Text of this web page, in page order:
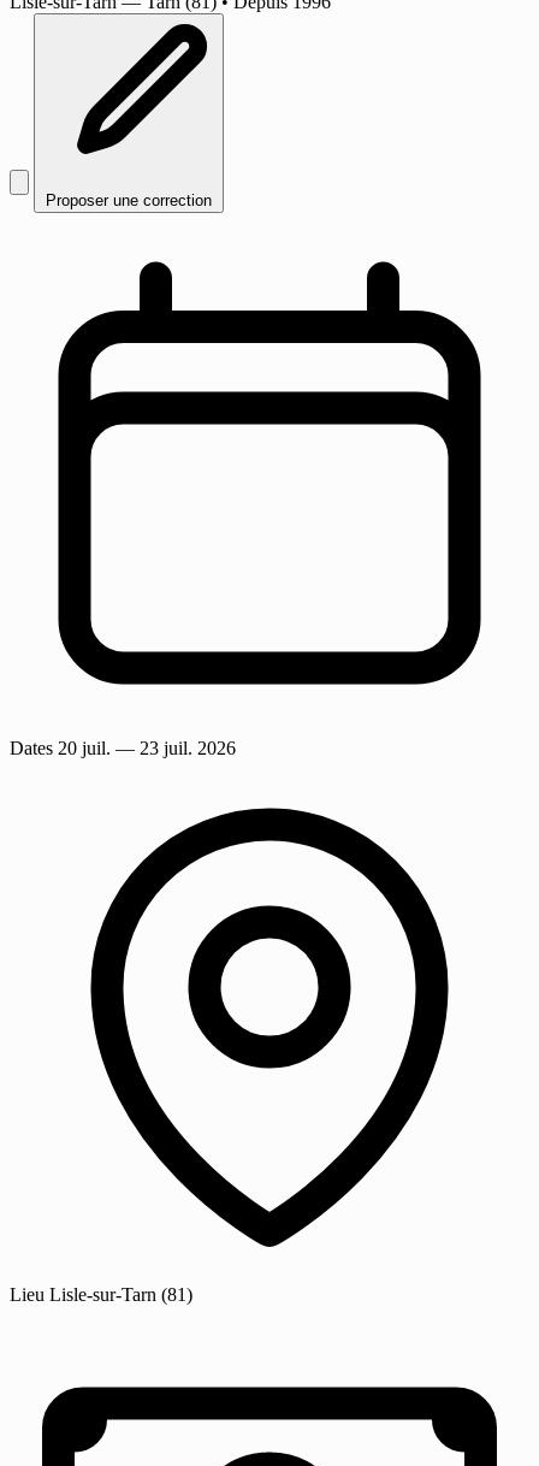
Proposer une correction
Dates 20 juil. — 23 juil. 2026
Lieu Lisle-sur-Tarn (81)